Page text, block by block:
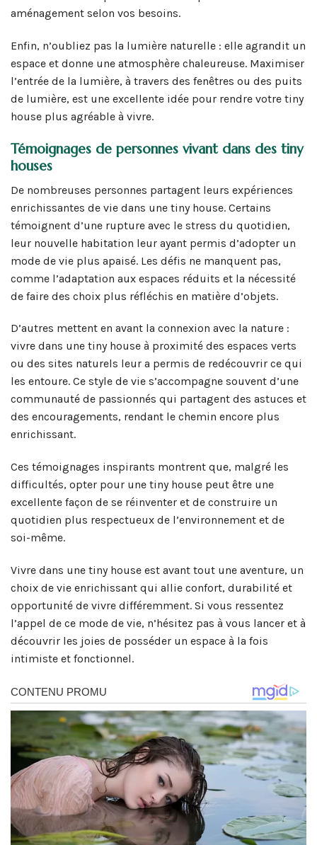
aménagement selon vos besoins.
Enfin, n’oubliez pas la lumière naturelle : elle agrandit un
espace et donne une atmosphère chaleureuse. Maximiser
l’entrée de la lumière, à travers des fenêtres ou des puits
de lumière, est une excellente idée pour rendre votre tiny
house plus agréable à vivre.
Témoignages de personnes vivant dans des tiny
houses
De nombreuses personnes partagent leurs expériences
enrichissantes de vie dans une tiny house. Certains
témoignent d’une rupture avec le stress du quotidien,
leur nouvelle habitation leur ayant permis d’adopter un
mode de vie plus apaisé. Les défis ne manquent pas,
comme l’adaptation aux espaces réduits et la nécessité
de faire des choix plus réfléchis en matière d’objets.
D’autres mettent en avant la connexion avec la nature :
vivre dans une tiny house à proximité des espaces verts
ou des sites naturels leur a permis de redécouvrir ce qui
les entoure. Ce style de vie s’accompagne souvent d’une
communauté de passionnés qui partagent des astuces et
des encouragements, rendant le chemin encore plus
enrichissant.
Ces témoignages inspirants montrent que, malgré les
difficultés, opter pour une tiny house peut être une
excellente façon de se réinventer et de construire un
quotidien plus respectueux de l’environnement et de
soi-même.
Vivre dans une tiny house est avant tout une aventure, un
choix de vie enrichissant qui allie confort, durabilité et
opportunité de vivre différemment. Si vous ressentez
l’appel de ce mode de vie, n’hésitez pas à vous lancer et à
découvrir les joies de posséder un espace à la fois
intimiste et fonctionnel.